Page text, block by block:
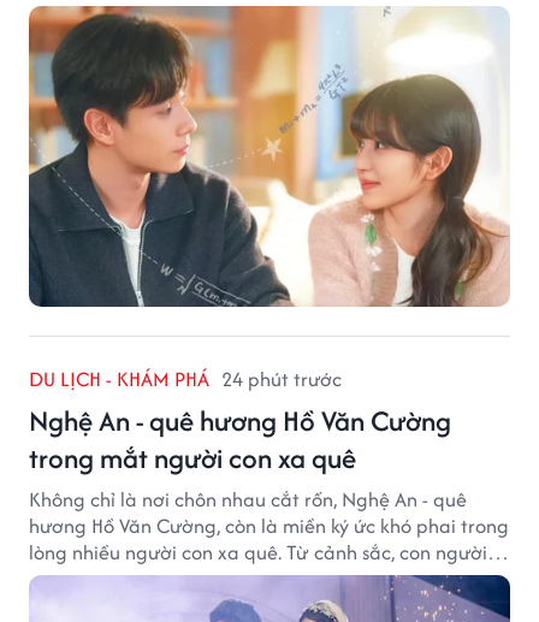
DU LỊCH - KHÁM PHÁ 24 phút trước
Nghệ An - quê hương Hồ Văn Cường
trong mắt người con xa quê
Không chỉ là nơi chôn nhau cắt rốn, Nghệ An - quê
hương Hồ Văn Cường, còn là miền ký ức khó phai trong
lòng nhiều người con xa quê. Từ cảnh sắc, con người
đến hương vị quê nhà, tất cả đều trở thành những
điều khiến họ luôn mong ngày trở về.